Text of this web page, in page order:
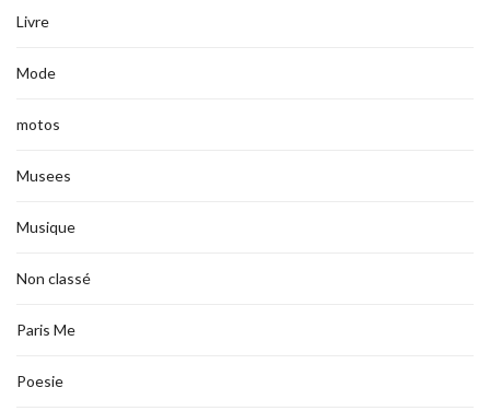
Livre
Mode
motos
Musees
Musique
Non classé
Paris Me
Poesie